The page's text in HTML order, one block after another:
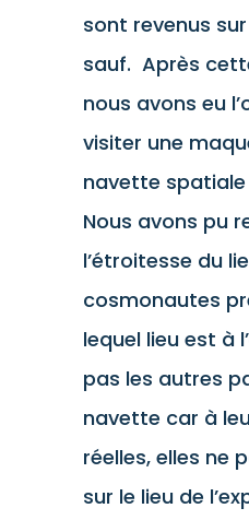
sont revenus
sauf. Après
nous avons eu
visiter une
navette
Nous avons pu
l’étroitesse du
cosmonautes
lequel lieu est à
pas les autres
navette car à
réelles, elles ne
sur le lieu de